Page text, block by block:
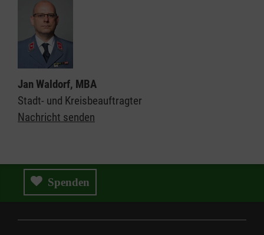
Jan Waldorf, MBA
Stadt- und Kreisbeauftragter
Nachricht senden
Spenden